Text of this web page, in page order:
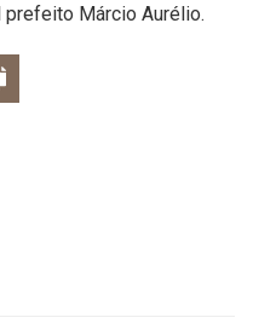
Márcio Aurélio.